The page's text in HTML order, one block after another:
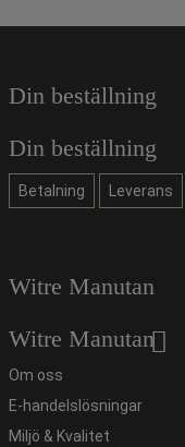
Din beställning
Din beställning
Betalning Leverans
Witre Manutan
Witre Manutan
Om oss
E-handelslösningar
Miljö & Kvalitet